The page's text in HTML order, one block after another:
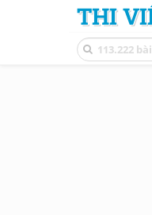
THI